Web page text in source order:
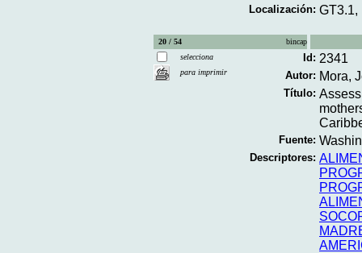
Localización: GT3.1,
20 / 54
bincap
selecciona
para imprimir
Id: 2341
Autor: Mora,
Título:
Fuente:
Descriptores: